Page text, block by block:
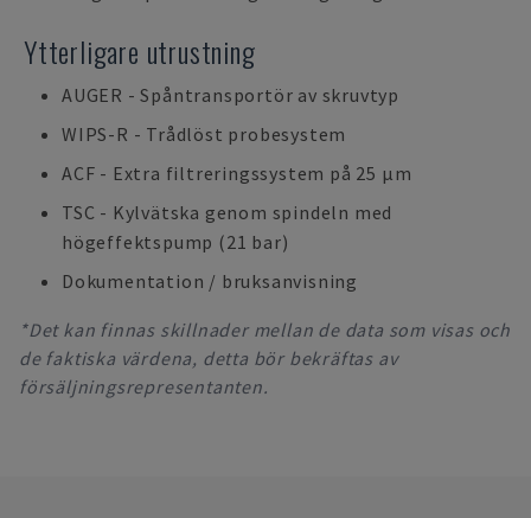
Ytterligare utrustning
AUGER - Spåntransportör av skruvtyp
WIPS-R - Trådlöst probesystem
ACF - Extra filtreringssystem på 25 μm
TSC - Kylvätska genom spindeln med
högeffektspump (21 bar)
Dokumentation / bruksanvisning
*Det kan finnas skillnader mellan de data som visas och
de faktiska värdena, detta bör bekräftas av
försäljningsrepresentanten.